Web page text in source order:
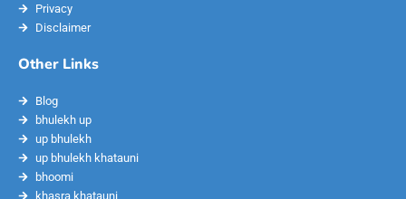
Privacy
Disclaimer
Other Links
Blog
bhulekh up
up bhulekh
up bhulekh khatauni
bhoomi
khasra khatauni